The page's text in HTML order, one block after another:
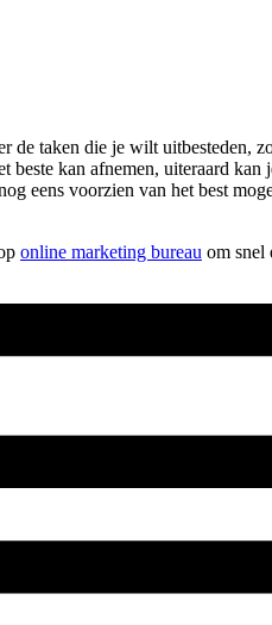
taken die je wilt uitbesteden,
kan afnemen, uiteraard
eens voorzien van het best
online marketing bureau om snel